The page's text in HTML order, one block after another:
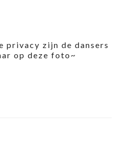
privacy zijn de dansers
op deze foto~